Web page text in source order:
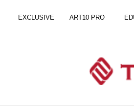
EXCLUSIVE ART10 PRO EDUCATION